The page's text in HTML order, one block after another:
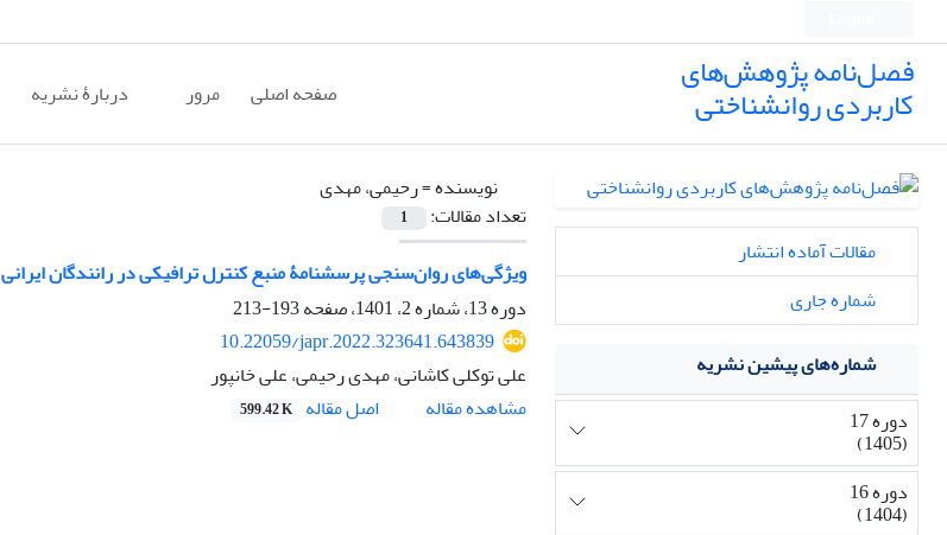
فصل‌نامه پژوهش‌های
کاربردی روانشناختی صفحه اصلی مرور دربارۀ نشریه
نویسنده =رحیمی، مهدی
تعداد مقالات:
1
ویژگی‌های روان‌سنجی پرسشنامۀ منبع کنترل ترافیکی در رانندگان ایرانی
دوره 13، شماره 2، 1401، صفحه
193-213
10.22059/japr.2022.323641.643839
علی توکلی کاشانی، مهدی رحیمی، علی خانپور
مشاهده مقاله
اصل مقاله 599.42 K
مقالات آماده انتشار
شماره جاری
شماره‌های پیشین نشریه
دوره 17
(1405)
دوره 16
(1404)